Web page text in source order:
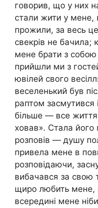
говорив, що у них
стали жити у мене,
прожили, за весь
свекрів не бачила;
мене брати з собою
прийшли ми з
ювілей свого
веселенький був
раптом
більше — все
ховав». Стала його
розповів — душу
привела мене в
розповідаючи,
вибачався за
щиро любить мене,
всередині мене